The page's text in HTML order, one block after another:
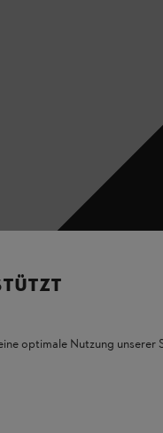
optimale Nutzung unserer